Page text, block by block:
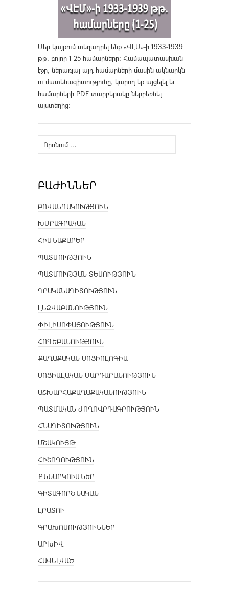
Մեր կայքում տեղադրել ենք «ՎԷՄ»-ի 1933-1939
թթ. բոլոր 1-25 համարները։ Համապատասխան
էջը, ներառյալ այդ համարների մասին ակնարկն
ու մատենագիտությունը, կարող եք այցելել եւ
համարների PDF տարբերակը ներբեռնել
այստեղից։
Որոնել՝
ԲԱԺԻՆՆԵՐ
ԲՈՎԱՆԴԱԿՈՒԹՅՈՒՆ
ԽՄԲԱԳՐԱԿԱՆ
ՀԻՄՆԱՔԱՐԵՐ
ՊԱՏՄՈՒԹՅՈՒՆ
ՊԱՏՄՈՒԹՅԱՆ ՏԵՍՈՒԹՅՈՒՆ
ԳՐԱԿԱՆԱԳԻՏՈՒԹՅՈՒՆ
ԼԵԶՎԱԲԱՆՈՒԹՅՈՒՆ
ՓԻԼԻՍՈՓԱՅՈՒԹՅՈՒՆ
ՀՈԳԵԲԱՆՈՒԹՅՈՒՆ
ՔԱՂԱՔԱԿԱՆ ՍՈՑԻՈԼՈԳԻԱ
ՍՈՑԻԱԼԱԿԱՆ ՄԱՐԴԱԲԱՆՈՒԹՅՈՒՆ
ԱՇԽԱՐՀԱՔԱՂԱՔԱԿԱՆՈՒԹՅՈՒՆ
ՊԱՏՄԱԿԱՆ ԺՈՂՈՎՐԴԱԳՐՈՒԹՅՈՒՆ
ՀՆԱԳԻՏՈՒԹՅՈՒՆ
ՄՇԱԿՈՒՅԹ
ՀԻՇՈՂՈՒԹՅՈՒՆ
ՔՆՆԱՐԿՈՒՄՆԵՐ
ԳԻՏԱԳՈՐԾՆԱԿԱՆ
ԼՐԱՏՈՒ
ԳՐԱԽՈՍՈՒԹՅՈՒՆՆԵՐ
ԱՐԽԻՎ
ՀԱՎԵԼՎԱԾ